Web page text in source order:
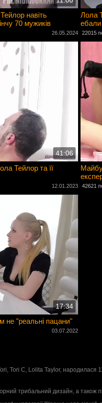
навіть
70 мужиків
26.05.2024
Лола
ебали
22015
41:06
Тейлор та її
12.01.2023 42621
17:34
не "реальні пацани"
03.07.2022
C, Lolita Taylor, народилася
трибальний дизайн, а також